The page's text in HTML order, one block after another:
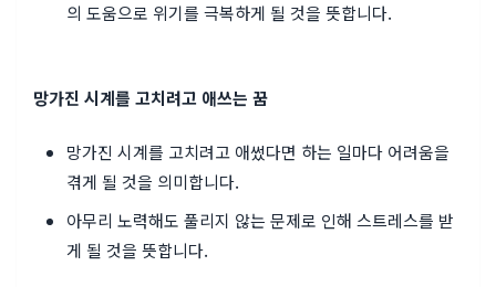
의 도움으로 위기를 극복하게 될 것을 뜻합니다.
망가진 시계를 고치려고 애쓰는 꿈
망가진 시계를 고치려고 애썼다면 하는 일마다 어려움을
겪게 될 것을 의미합니다.
아무리 노력해도 풀리지 않는 문제로 인해 스트레스를 받
게 될 것을 뜻합니다.